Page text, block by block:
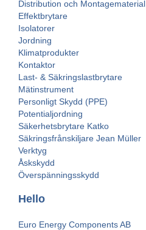
Distribution och Montagematerial
Effektbrytare
Isolatorer
Jordning
Klimatprodukter
Kontaktor
Last- & Säkringslastbrytare
Mätinstrument
Personligt Skydd (PPE)
Potentialjordning
Säkerhetsbrytare Katko
Säkringsfrånskiljare Jean Müller
Verktyg
Åskskydd
Överspänningsskydd
Hello
Euro Energy Components AB